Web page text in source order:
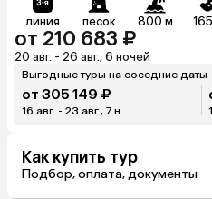
линия песок 800 м
от 210 683 ₽
20 авг. - 26 авг., 6 ночей
Выгодные туры на соседние даты
от 305 149 ₽
16 авг. - 23 авг., 7 н.
Как купить тур
Подбор, оплата, документы